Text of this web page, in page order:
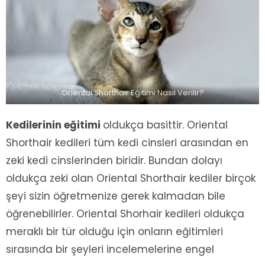
Oriental Shorthair Eğitimi Nasıl Verilir?
Kedilerinin eğitimi oldukça basittir. Oriental
Shorthair kedileri tüm kedi cinsleri arasından en
zeki kedi cinslerinden biridir. Bundan dolayı
oldukça zeki olan Oriental Shorthair kediler birçok
şeyi sizin öğretmenize gerek kalmadan bile
öğrenebilirler. Oriental Shorhair kedileri oldukça
meraklı bir tür olduğu için onların eğitimleri
sırasında bir şeyleri incelemelerine engel